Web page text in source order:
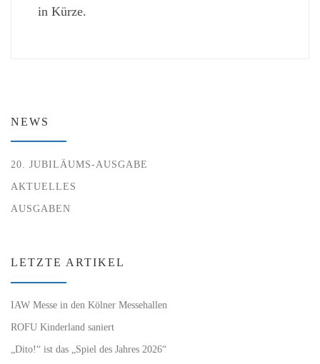
in Kürze.
NEWS
20. JUBILÄUMS-AUSGABE
AKTUELLES
AUSGABEN
LETZTE ARTIKEL
IAW Messe in den Kölner Messehallen
ROFU Kinderland saniert
„Dito!“ ist das „Spiel des Jahres 2026“